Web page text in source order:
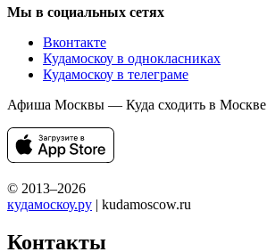
Мы в социальных сетях
Вконтакте
Кудамоскоу в однокласниках
Кудамоскоу в телеграме
Афиша Москвы — Куда сходить в Москве
© 2013–2026
кудамоскоу.ру | kudamoscow.ru
Контакты